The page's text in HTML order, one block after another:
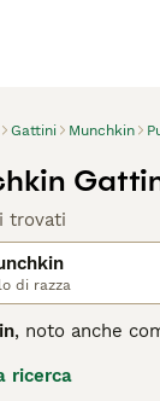
Gattini Munchkin
trovati
di razza
, noto anche
Questi gatti
ricerca